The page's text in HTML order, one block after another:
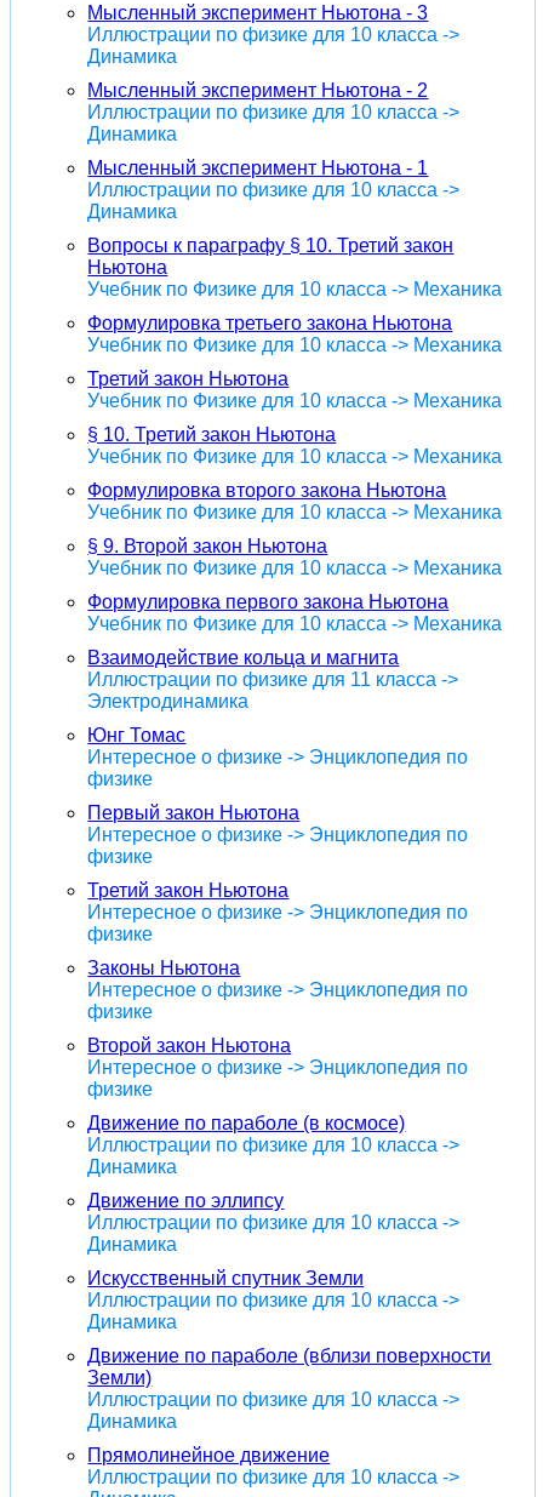
Мысленный эксперимент Ньютона - 3
Иллюстрации по физике для 10 класса ->
Динамика
Мысленный эксперимент Ньютона - 2
Иллюстрации по физике для 10 класса ->
Динамика
Мысленный эксперимент Ньютона - 1
Иллюстрации по физике для 10 класса ->
Динамика
Вопросы к параграфу § 10. Третий закон
Ньютона
Учебник по Физике для 10 класса -> Механика
Формулировка третьего закона Ньютона
Учебник по Физике для 10 класса -> Механика
Третий закон Ньютона
Учебник по Физике для 10 класса -> Механика
§ 10. Третий закон Ньютона
Учебник по Физике для 10 класса -> Механика
Формулировка второго закона Ньютона
Учебник по Физике для 10 класса -> Механика
§ 9. Второй закон Ньютона
Учебник по Физике для 10 класса -> Механика
Формулировка первого закона Ньютона
Учебник по Физике для 10 класса -> Механика
Взаимодействие кольца и магнита
Иллюстрации по физике для 11 класса ->
Электродинамика
Юнг Томас
Интересное о физике -> Энциклопедия по
физике
Первый закон Ньютона
Интересное о физике -> Энциклопедия по
физике
Третий закон Ньютона
Интересное о физике -> Энциклопедия по
физике
Законы Ньютона
Интересное о физике -> Энциклопедия по
физике
Второй закон Ньютона
Интересное о физике -> Энциклопедия по
физике
Движение по параболе (в космосе)
Иллюстрации по физике для 10 класса ->
Динамика
Движение по эллипсу
Иллюстрации по физике для 10 класса ->
Динамика
Искусственный спутник Земли
Иллюстрации по физике для 10 класса ->
Динамика
Движение по параболе (вблизи поверхности
Земли)
Иллюстрации по физике для 10 класса ->
Динамика
Прямолинейное движение
Иллюстрации по физике для 10 класса ->